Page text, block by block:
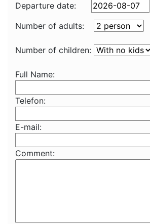
Departure date:
Number of adults:
Number of children:
Full Name:
Telefon:
E-mail:
Comment: